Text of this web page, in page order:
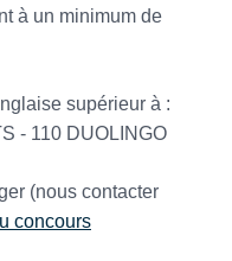
à un minimum de
supérieur à :
- 110 DUOLINGO
(nous contacter
concours